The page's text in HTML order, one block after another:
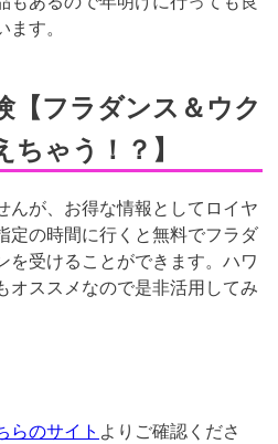
す。
【フラダンス＆ウク
ゃう！？】
んが、お得な情報としてロイヤ
定の時間に行くと無料でフラダ
を受けることができます。ハワ
オススメなので是非活用してみ
らのサイト よりご確認くださ